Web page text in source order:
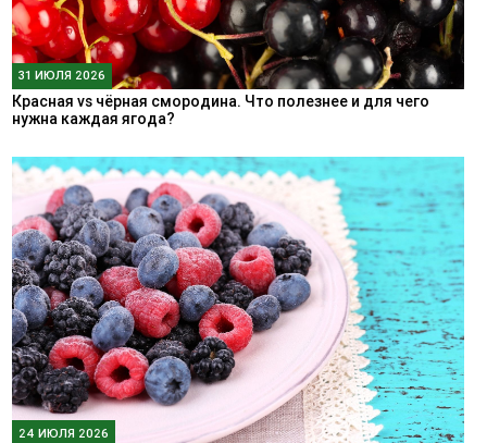
31 ИЮЛЯ 2026
Красная vs чёрная смородина. Что полезнее и для чего
нужна каждая ягода?
24 ИЮЛЯ 2026